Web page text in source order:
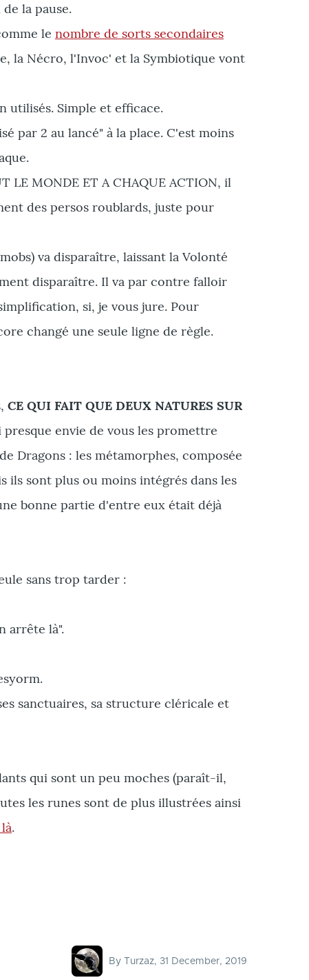
la pause.
le nombre de sorts secondaires
la Nécro, l'Invoc' et la Symbiotique vont
utilisés. Simple et efficace.
par 2 au lancé" à la place. C'est moins
MONDE ET A CHAQUE ACTION, il
des persos roublards, juste pour
va disparaître, laissant la Volonté
disparaître. Il va par contre falloir
si, je vous jure. Pour
changé une seule ligne de règle.
CE QUI FAIT QUE DEUX NATURES SUR
envie de vous les promettre
Dragons : les métamorphes, composée
ils sont plus ou moins intégrés dans les
bonne partie d'entre eux était déjà
sans trop tarder :
arrête là".
sanctuaires, sa structure cléricale et
qui sont un peu moches (paraît-il,
les runes sont de plus illustrées ainsi
.
By Turzaz, 31 December, 2019